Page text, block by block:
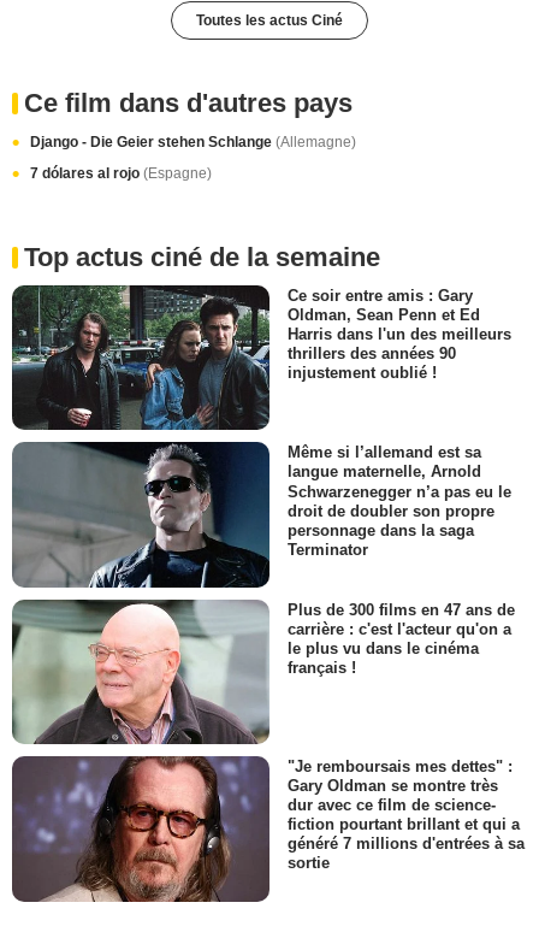
Toutes les actus Ciné
Ce film dans d'autres pays
Django - Die Geier stehen Schlange (Allemagne)
7 dólares al rojo (Espagne)
Top actus ciné de la semaine
Ce soir entre amis : Gary
Oldman, Sean Penn et Ed
Harris dans l'un des meilleurs
thrillers des années 90
injustement oublié !
Même si l’allemand est sa
langue maternelle, Arnold
Schwarzenegger n’a pas eu le
droit de doubler son propre
personnage dans la saga
Terminator
Plus de 300 films en 47 ans de
carrière : c'est l'acteur qu'on a
le plus vu dans le cinéma
français !
"Je remboursais mes dettes" :
Gary Oldman se montre très
dur avec ce film de science-
fiction pourtant brillant et qui a
généré 7 millions d'entrées à sa
sortie